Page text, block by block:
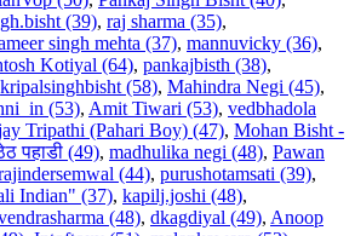
(39), raj sharma (35),
singh mehta (37), mannuvicky (36),
Kotiyal (64), pankajbisth (38),
kripalsinghbisht (58), Mahindra Negi (45),
(53), Amit Tiwari (53), vedbhadola
Tripathi (Pahari Boy) (47), Mohan Bisht -
पहाडी (49), madhulika negi (48), Pawan
(44), purushotamsati (39),
Indian" (37), kapilj.joshi (48),
(48), dkagdiyal (49), Anoop